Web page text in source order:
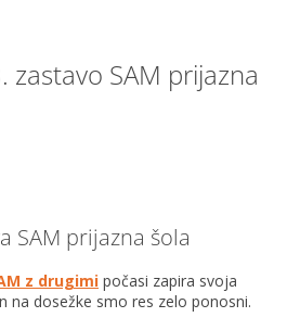
zastavo SAM prijazna
SAM prijazna šola
z drugimi počasi zapira svoja
na dosežke smo res zelo ponosni.